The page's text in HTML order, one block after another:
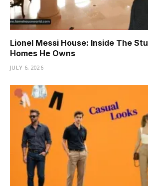
Lionel Messi House: Inside The
Homes He Owns
JULY 6, 2026